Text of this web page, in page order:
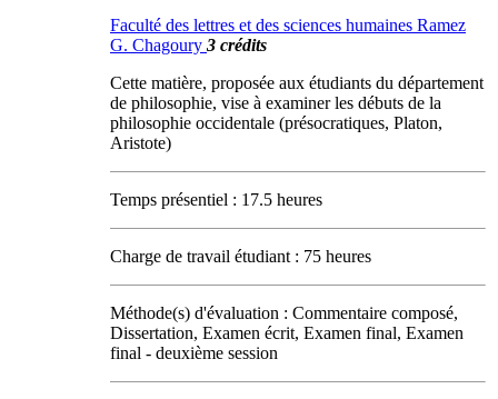
Faculté des lettres et des sciences humaines Ramez
G. Chagoury 3 crédits
Cette matière, proposée aux étudiants du département
de philosophie, vise à examiner les débuts de la
philosophie occidentale (présocratiques, Platon,
Aristote)
Temps présentiel : 17.5 heures
Charge de travail étudiant : 75 heures
Méthode(s) d'évaluation : Commentaire composé,
Dissertation, Examen écrit, Examen final, Examen
final - deuxième session